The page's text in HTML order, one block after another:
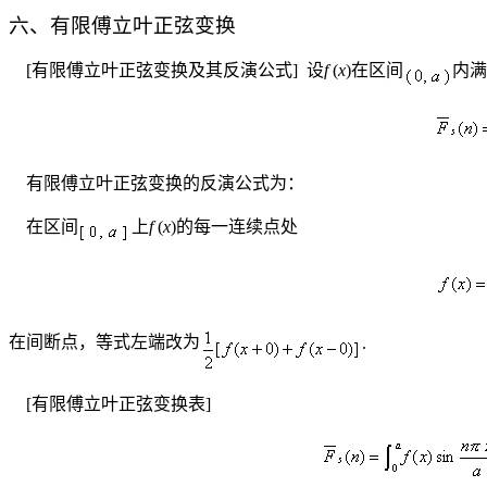
六、有限傅立叶正弦变换
[有限傅立叶正弦变换及其反演公式] 设f(x)在区间 内
有限傅立叶正弦变换的反演公式为：
在区间 上f(x)的每一连续点处
在间断点，等式左端改为 .
[有限傅立叶正弦变换表]